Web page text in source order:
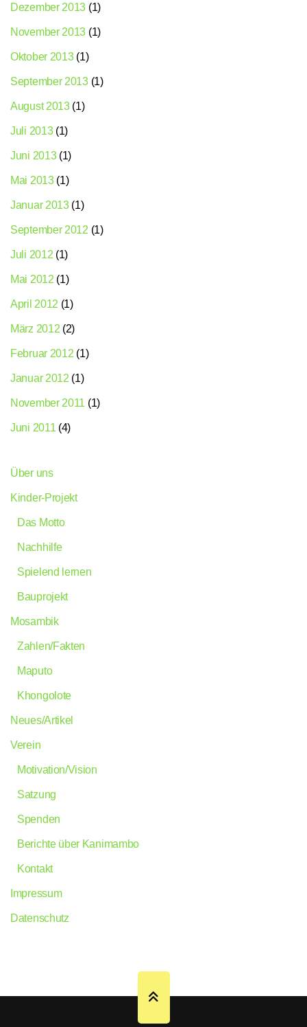
Dezember 2013 (1)
November 2013 (1)
Oktober 2013(1)
September 2013(1)
August 2013(1)
Juli 2013(1)
Juni 2013(1)
Mai 2013(1)
Januar 2013(1)
September 2012 (1)
Juli 2012 (1)
Mai 2012 (1)
April 2012 (1)
März 2012 (2)
Februar 2012 (1)
Januar 2012 (1)
November 2011 (1)
Juni 2011 (4)
Über uns
Kinder-Projekt
Das Motto
Nachhilfe
Spielend lernen
Bauprojekt
Mosambik
Zahlen/Fakten
Maputo
Khongolote
Neues/Artikel
Verein
Motivation/Vision
Satzung
Spenden
Berichte über Kanimambo
Kontakt
Impressum
Datenschutz